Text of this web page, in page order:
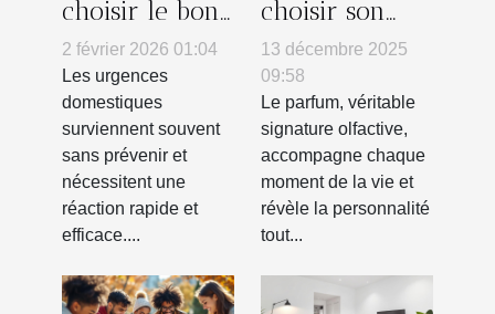
choisir le bon
artisan pour
vos urgences
domestiques ?
2 février 2026 01:04
Les urgences
domestiques
surviennent souvent
sans prévenir et
nécessitent une
réaction rapide et
efficace....
choisir son
parfum pour
marquer
chaque saison
?
13 décembre 2025
09:58
Le parfum, véritable
signature olfactive,
accompagne chaque
moment de la vie et
révèle la personnalité
tout...